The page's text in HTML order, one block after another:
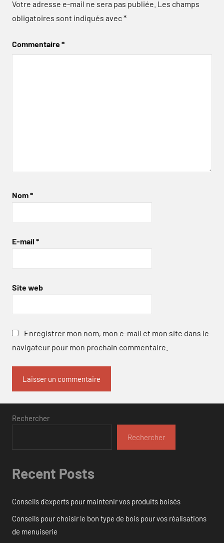
Votre adresse e-mail ne sera pas publiée. Les champs
obligatoires sont indiqués avec*
Commentaire*
Nom*
E-mail *
Site web
Enregistrer mon nom, mon e-mail et mon site dans le
navigateur pour mon prochain commentaire.
Rechercher
Rechercher
Recent Posts
Conseils d’experts pour maintenir vos produits boisés
Conseils pour choisir le bon type de bois pour vos réalisations
de menuiserie